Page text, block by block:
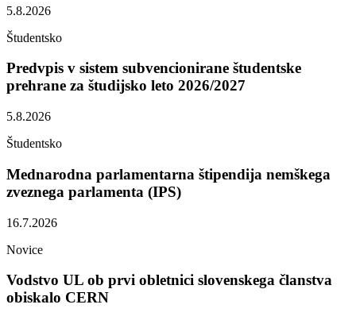
5.8.2026
Študentsko
Predvpis v sistem subvencionirane študentske
prehrane za študijsko leto 2026/2027
5.8.2026
Študentsko
Mednarodna parlamentarna štipendija nemškega
zveznega parlamenta (IPS)
16.7.2026
Novice
Vodstvo UL ob prvi obletnici slovenskega članstva
obiskalo CERN